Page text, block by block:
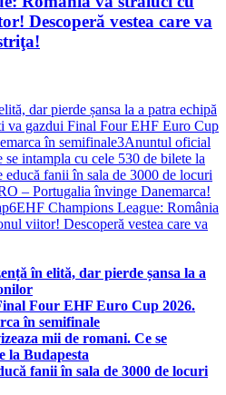
Descoperă vestea care va
dar pierde șansa la a patra echipă
va gazdui Final Four EHF Euro Cup
în semifinale3Anuntul oficial
intampla cu cele 530 de bilete la
fanii în sala de 3000 de locuri
– Portugalia învinge Danemarca!
6EHF Champions League: România
viitor! Descoperă vestea care va
în elită, dar pierde șansa la a
Four EHF Euro Cup 2026.
în semifinale
mii de romani. Ce se
la Budapesta
fanii în sala de 3000 de locuri